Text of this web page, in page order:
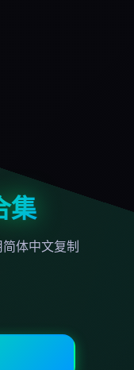
集
体中文复制